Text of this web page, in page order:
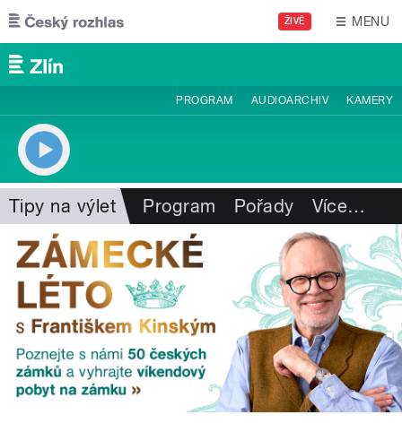
Přejít k hlavnímu obsahu
ŽIVĚ MENU
PROGRAM AUDIOARCHIV KAMERY
Tipy na výlet Program Pořady Více…